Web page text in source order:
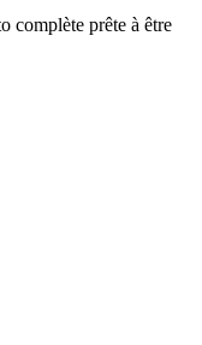
complète prête à être